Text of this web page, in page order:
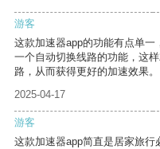
游客
这款加速器app的功能有点单
一个自动切换线路的功能，这
路，从而获得更好的加速效果。
2025-04-17
游客
这款加速器app简直是居家旅